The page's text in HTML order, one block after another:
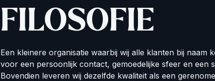
FILOSOFIE
Een kleinere organisatie waarbij wij alle klanten bij naam
voor een persoonlijk contact, gemoedelijke sfeer en een
Bovendien leveren wij dezelfde kwaliteit als een